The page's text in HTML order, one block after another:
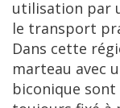
utilisation par
le transport
Dans cette ré
marteau avec
biconique sont